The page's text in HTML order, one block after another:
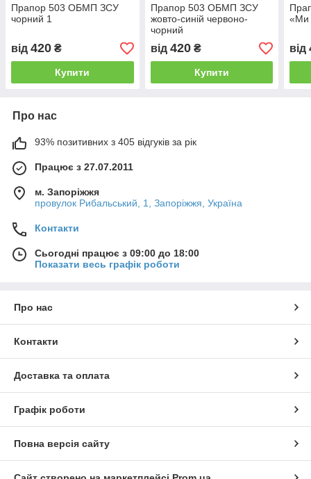
Прапор 503 ОБМП ЗСУ
чорний 1
від 420 ₴
Купити
Прапор 503 ОБМП ЗСУ
жовто-синій червоно-
чорний
від 420₴
Купити
«Ми
від
Про нас
93% позитивних з 405 відгуків за рік
Працює з 27.07.2011
м. Запоріжжя
провулок Рибальський, 1, Запоріжжя, Україна
Контакти
Сьогодні працює з 09:00 до 18:00
Показати весь графік роботи
Про нас
Контакти
Доставка та оплата
Графік роботи
Повна версія сайту